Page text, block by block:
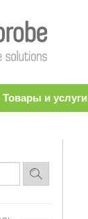
Товары и услуги